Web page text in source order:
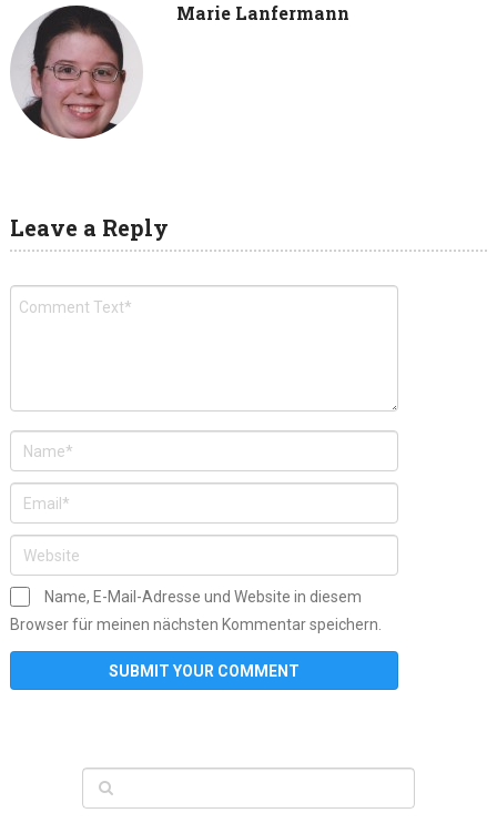
Marie Lanfermann
Leave a Reply
Name, E-Mail-Adresse und Website in diesem
Browser für meinen nächsten Kommentar speichern.